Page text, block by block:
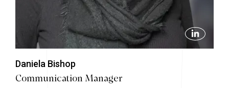
Daniela Bishop
Communication Manager